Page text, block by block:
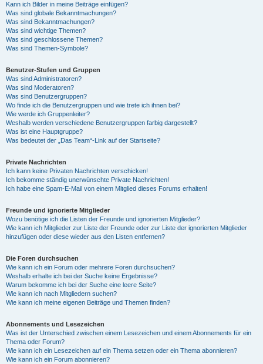
Kann ich Bilder in meine Beiträge einfügen?
Was sind globale Bekanntmachungen?
Was sind Bekanntmachungen?
Was sind wichtige Themen?
Was sind geschlossene Themen?
Was sind Themen-Symbole?
Benutzer-Stufen und Gruppen
Was sind Administratoren?
Was sind Moderatoren?
Was sind Benutzergruppen?
Wo finde ich die Benutzergruppen und wie trete ich ihnen bei?
Wie werde ich Gruppenleiter?
Weshalb werden verschiedene Benutzergruppen farbig dargestellt?
Was ist eine Hauptgruppe?
Was bedeutet der „Das Team“-Link auf der Startseite?
Private Nachrichten
Ich kann keine Privaten Nachrichten verschicken!
Ich bekomme ständig unerwünschte Private Nachrichten!
Ich habe eine Spam-E-Mail von einem Mitglied dieses Forums erhalten!
Freunde und ignorierte Mitglieder
Wozu benötige ich die Listen der Freunde und ignorierten Mitglieder?
Wie kann ich Mitglieder zur Liste der Freunde oder zur Liste der ignorierten Mitglieder
hinzufügen oder diese wieder aus den Listen entfernen?
Die Foren durchsuchen
Wie kann ich ein Forum oder mehrere Foren durchsuchen?
Weshalb erhalte ich bei der Suche keine Ergebnisse?
Warum bekomme ich bei der Suche eine leere Seite?
Wie kann ich nach Mitgliedern suchen?
Wie kann ich meine eigenen Beiträge und Themen finden?
Abonnements und Lesezeichen
Was ist der Unterschied zwischen einem Lesezeichen und einem Abonnements für ein
Thema oder Forum?
Wie kann ich ein Lesezeichen auf ein Thema setzen oder ein Thema abonnieren?
Wie kann ich ein Forum abonnieren?